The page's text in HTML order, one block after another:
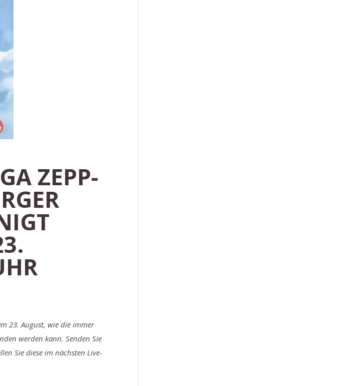
ZEPP-
23. August, wie die immer
werden kann. Senden Sie
Sie diese im nächsten Live-